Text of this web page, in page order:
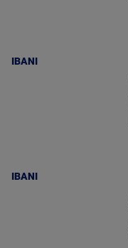
IBANI
IBANI